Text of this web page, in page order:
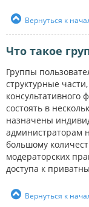
Вернуться к
Что такое
Группы
структурные
состоять в
назначены
администраторам
большому
модераторских
доступа к
Вернуться к